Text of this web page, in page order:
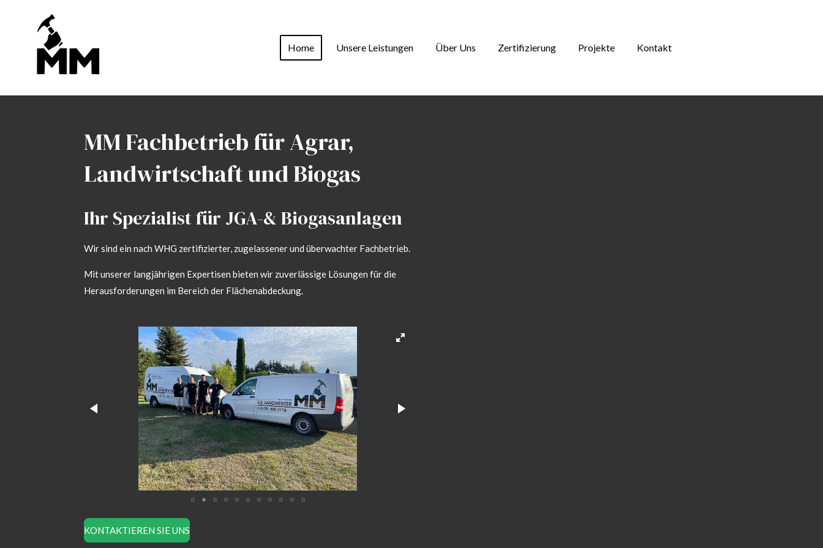
Hauptinhalt
springen
Home Unsere Leistungen Über Uns Zertifizierung Projekte Kontakt
MM Fachbetrieb für Agrar,
Landwirtschaft und Biogas
Ihr Spezialist für JGA-& Biogasanlagen
Wir sind ein nach WHG zertifizierter, zugelassener und überwachter Fachbetrieb.
Mit unserer langjährigen Expertisen bieten wir zuverlässige Lösungen für die
Herausforderungen im Bereich der Flächenabdeckung.
KONTAKTIEREN SIE UNS